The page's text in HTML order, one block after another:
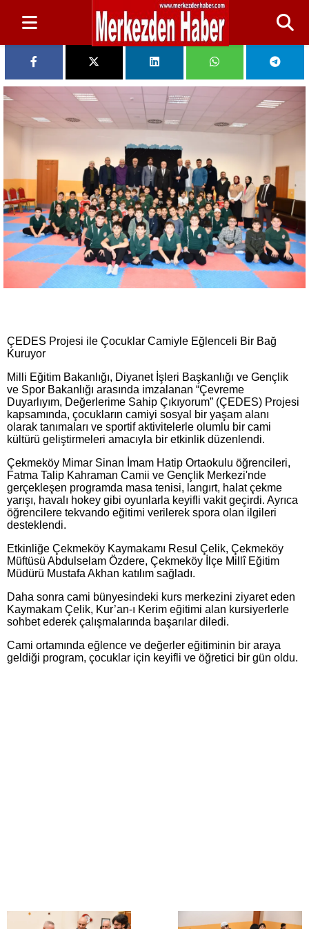
ÇEDES Projesi ile Çocuklar Camiyle Eğlenceli Bir Bağ
Kuruyor
Milli Eğitim Bakanlığı, Diyanet İşleri Başkanlığı ve Gençlik
ve Spor Bakanlığı arasında imzalanan “Çevreme
Duyarlıyım, Değerlerime Sahip Çıkıyorum” (ÇEDES) Projesi
kapsamında, çocukların camiyi sosyal bir yaşam alanı
olarak tanımaları ve sportif aktivitelerle olumlu bir cami
kültürü geliştirmeleri amacıyla bir etkinlik düzenlendi.
Çekmeköy Mimar Sinan İmam Hatip Ortaokulu öğrencileri,
Fatma Talip Kahraman Camii ve Gençlik Merkezi'nde
gerçekleşen programda masa tenisi, langırt, halat çekme
yarışı, havalı hokey gibi oyunlarla keyifli vakit geçirdi. Ayrıca
öğrencilere tekvando eğitimi verilerek spora olan ilgileri
desteklendi.
Etkinliğe Çekmeköy Kaymakamı Resul Çelik, Çekmeköy
Müftüsü Abdulselam Özdere, Çekmeköy İlçe Millî Eğitim
Müdürü Mustafa Akhan katılım sağladı.
Daha sonra cami bünyesindeki kurs merkezini ziyaret eden
Kaymakam Çelik, Kur’an-ı Kerim eğitimi alan kursiyerlerle
sohbet ederek çalışmalarında başarılar diledi.
Cami ortamında eğlence ve değerler eğitiminin bir araya
geldiği program, çocuklar için keyifli ve öğretici bir gün oldu.